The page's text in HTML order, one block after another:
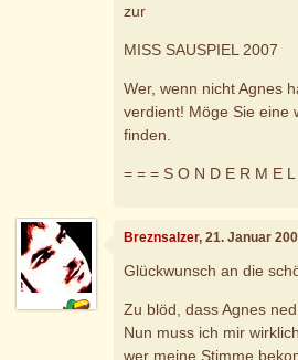
zur
MISS SAUSPIEL 2007
Wer, wenn nicht Agnes
verdient! Möge Sie eine
finden.
= = = S O N D E R M E
Breznsalzer, 21. Januar
Glückwunsch an die
Zu blöd, dass Agnes
Nun muss ich mir
wer meine Stimme